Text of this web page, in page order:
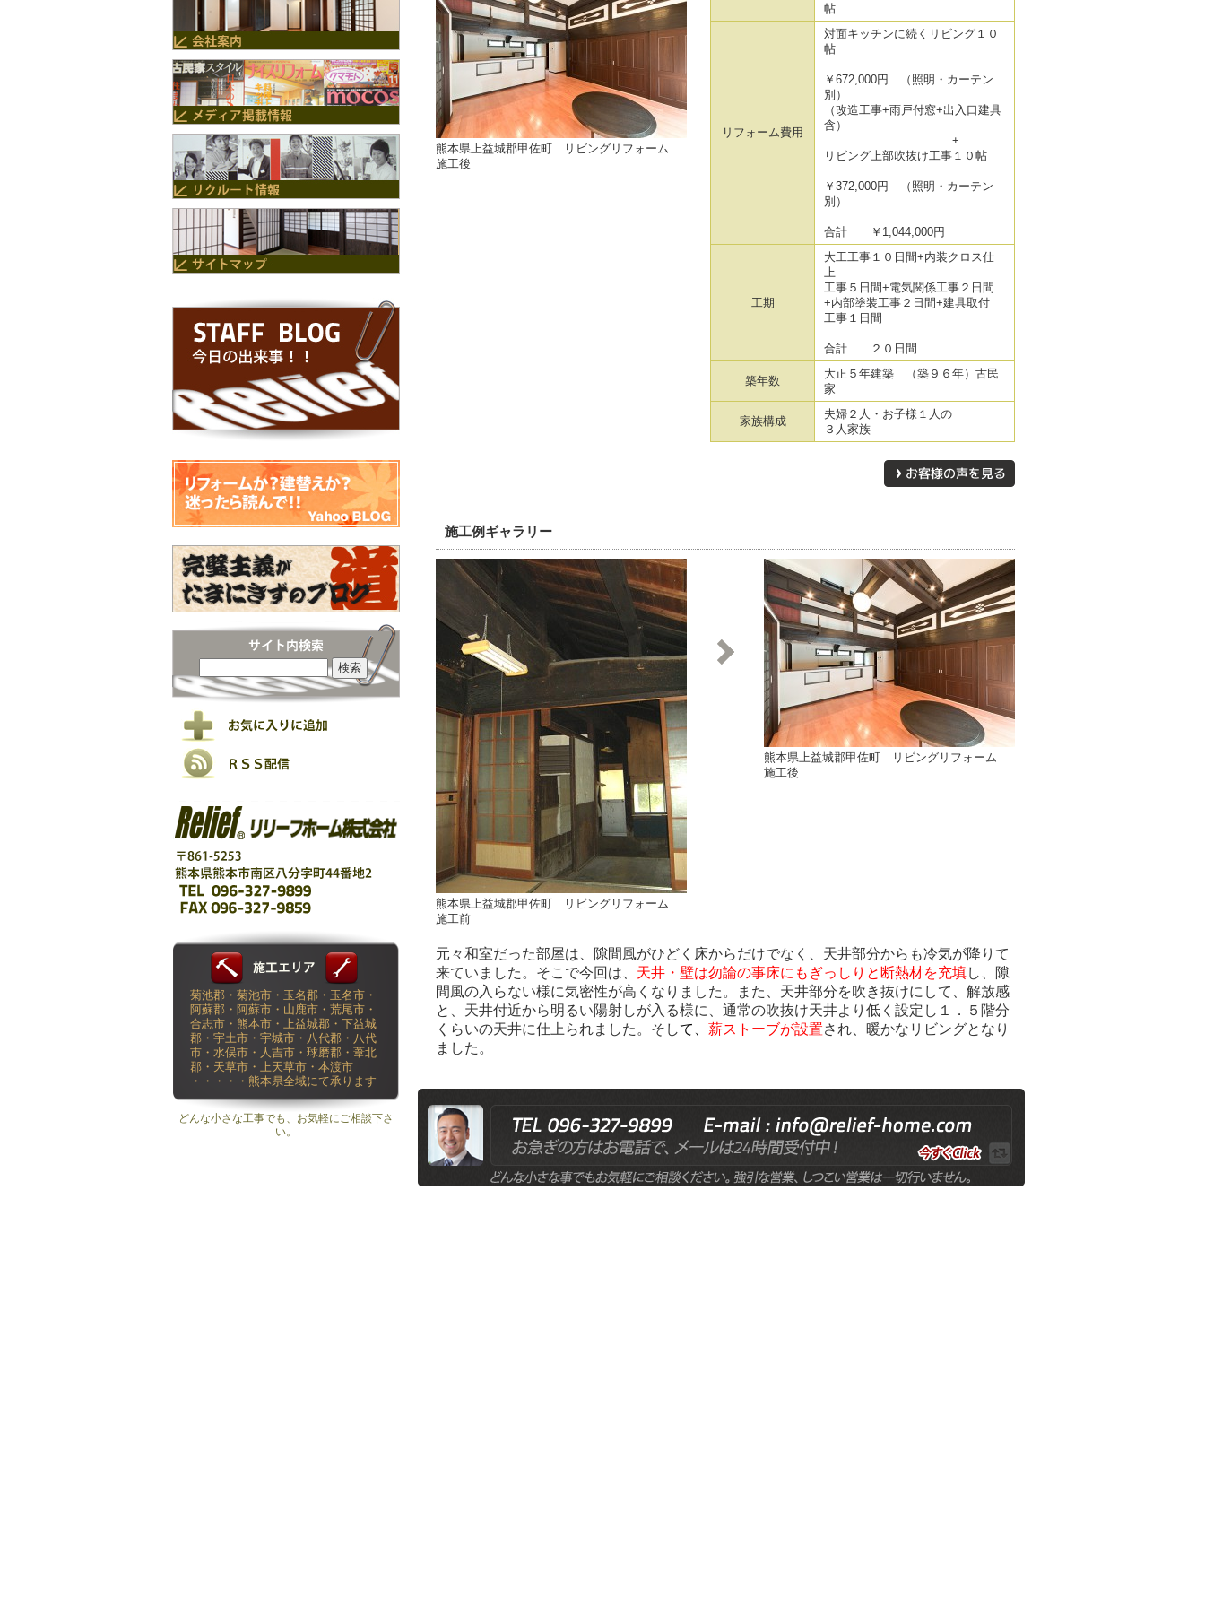
熊本県上益城郡甲佐町 リビングリフォーム
施工後
帖
リフォーム費用
対面キッチンに続くリビング１０
帖
￥672,000円 （照明・カーテン
別）
（改造工事+雨戸付窓+出入口建具
含）
+
リビング上部吹抜け工事１０帖
￥372,000円 （照明・カーテン
別）
合計 ￥1,044,000円
工期
大工工事１０日間+内装クロス仕
上
工事５日間+電気関係工事２日間
+内部塗装工事２日間+建具取付
工事１日間
合計 ２０日間
築年数
大正５年建築 （築９６年）古民
家
家族構成
夫婦２人・お子様１人の
３人家族
施工例ギャラリー
熊本県上益城郡甲佐町 リビングリフォーム
施工前
熊本県上益城郡甲佐町 リビングリフォーム
施工後
元々和室だった部屋は、隙間風がひどく床からだけでなく、天井部分からも冷気が降りて
来ていました。そこで今回は、 天井・壁は勿論の事床にもぎっしりと断熱材を充填し、隙
間風の入らない様に気密性が高くなりました。また、天井部分を吹き抜けにして、解放感
と、天井付近から明るい陽射しが入る様に、通常の吹抜け天井より低く設定し１．５階分
くらいの天井に仕上られました。そして 薪ストーブが設置され、暖かなリビングとなり
ました。
菊池郡・菊池市・玉名郡・玉名市・
阿蘇郡・阿蘇市・山鹿市・荒尾市・
合志市・熊本市・上益城郡・下益城
郡・宇土市・宇城市・八代郡・八代
市・水俣市・人吉市・球磨郡・葦北
郡・天草市・上天草市・本渡市
・・・・・熊本県全域にて承ります
どんな小さな工事でも、お気軽にご相談下さ
い。